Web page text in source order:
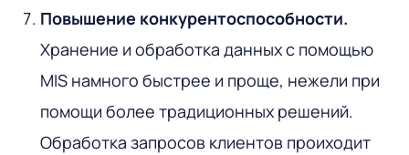
Повышение конкурентоспособности.
Хранение и обработка данных с помощью
MIS намного быстрее и проще, нежели при
помощи более традиционных решений.
Обработка запросов клиентов проиходит